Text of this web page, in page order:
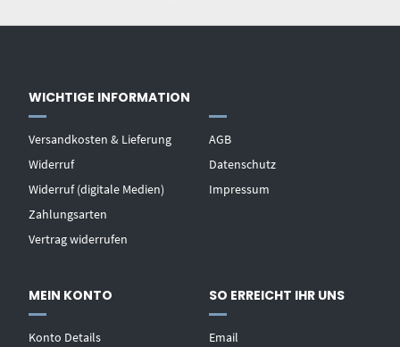
WICHTIGE INFORMATION
Versandkosten & Lieferung
Widerruf
Widerruf (digitale Medien)
Zahlungsarten
Vertrag widerrufen
AGB
Datenschutz
Impressum
MEIN KONTO
Konto Details
SO ERREICHT IHR UNS
Email